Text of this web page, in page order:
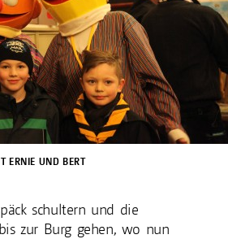
ERNIE UND BERT
schultern und die
zur Burg gehen, wo nun